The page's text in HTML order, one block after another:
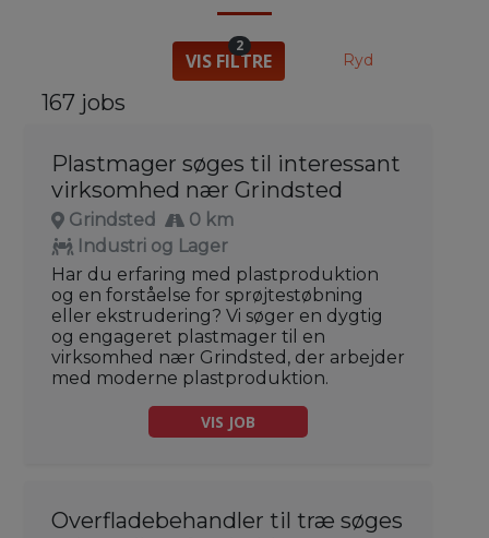
VIS FILTRE
2
Ryd
167 jobs
Plastmager søges til interessant
virksomhed nær Grindsted
Grindsted
0 km
Industri og Lager
Har du erfaring med plastproduktion
og en forståelse for sprøjtestøbning
eller ekstrudering? Vi søger en dygtig
og engageret plastmager til en
virksomhed nær Grindsted, der arbejder
med moderne plastproduktion.
VIS JOB
Overfladebehandler til træ søges